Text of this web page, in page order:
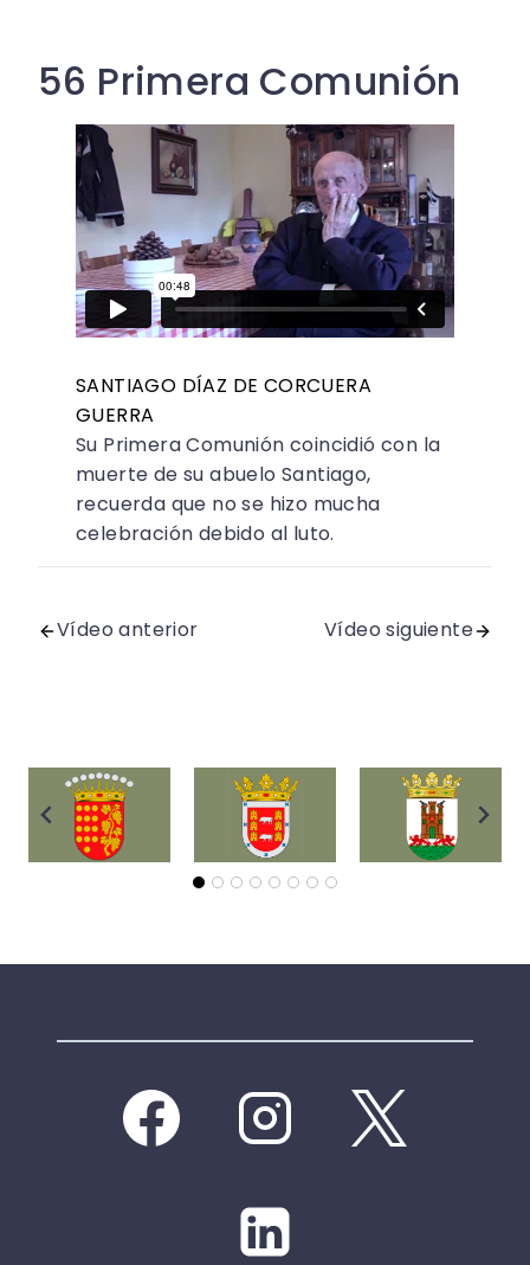
56 Primera Comunión
SANTIAGO DÍAZ DE CORCUERA
GUERRA
Su Primera Comunión coincidió con la
muerte de su abuelo Santiago,
recuerda que no se hizo mucha
celebración debido al luto.
Vídeo anterior Vídeo siguiente